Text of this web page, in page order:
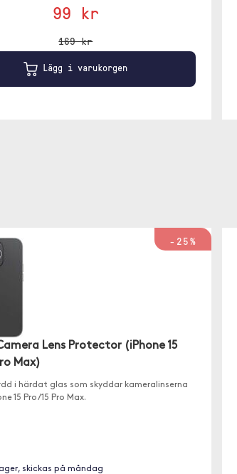
99 kr
169 kr
Lägg i varukorgen
-25%
Lens Protector (iPhone 15
Max)
i härdat glas som skyddar kameralinserna
15 Pro/15 Pro Max.
skickas på måndag